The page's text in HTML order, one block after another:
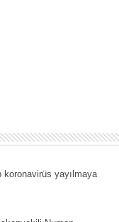
koronavirüs yayılmaya